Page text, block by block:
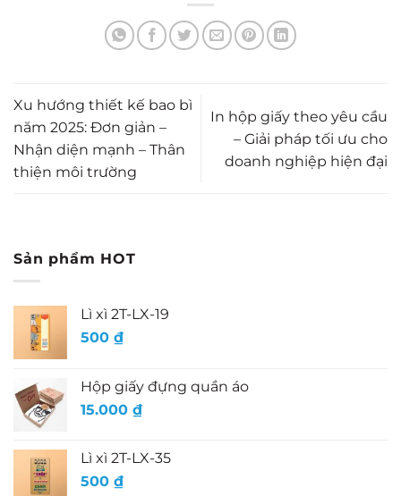
Xu hướng thiết kế bao bì
năm 2025: Đơn giản –
Nhận diện mạnh – Thân
thiện môi trường
In hộp giấy theo yêu cầu
– Giải pháp tối ưu cho
doanh nghiệp hiện đại
Sản phẩm HOT
Lì xì 2T-LX-19
500 ₫
Hộp giấy đựng quần áo
15.000 ₫
Lì xì 2T-LX-35
500 ₫